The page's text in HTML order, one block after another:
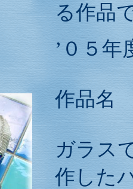
る作品
’０５
作品
ガラス
作した